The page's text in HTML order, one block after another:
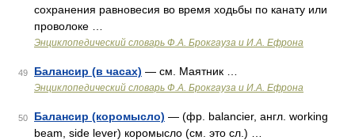
сохранения равновесия во время ходьбы по канату или
проволоке …
Энциклопедический словарь Ф.А. Брокгауза и И.А. Ефрона
49 Балансир (в часах) — см. Маятник …
Энциклопедический словарь Ф.А. Брокгауза и И.А. Ефрона
50 Балансир (коромысло) — (фр. balancier, англ. working
beam, side lever) коромысло (см. это сл.) …